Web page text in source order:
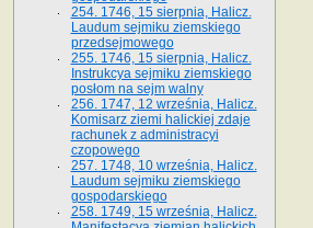
254. 1746, 15 sierpnia, Halicz.
Laudum sejmiku ziemskiego
przedsejmowego
255. 1746, 15 sierpnia, Halicz.
Instrukcya sejmiku ziemskiego
posłom na sejm walny
256. 1747, 12 września, Halicz.
Komisarz ziemi halickiej zdaje
rachunek z administracyi
czopowego
257. 1748, 10 września, Halicz.
Laudum sejmiku ziemskiego
gospodarskiego
258. 1749, 15 września, Halicz.